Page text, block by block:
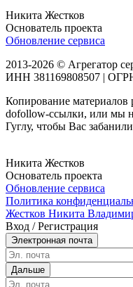
Никита Жестков
Основатель проекта
Обновление сервиса
2013-2026 © Агрегатор
ИНН 381169808507 |
Копирование материалов
dofollow-ссылки, или мы
Гуглу, чтобы Вас
Никита Жестков
Основатель проекта
Обновление сервиса
Политика
Жестков Никита
Вход / Регистрация
Электронная почта
Дальше